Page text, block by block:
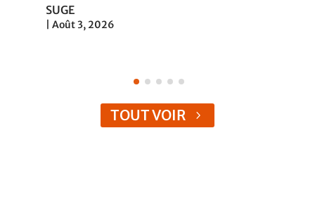
SUGE
Août 3, 2026
TOUT VOIR